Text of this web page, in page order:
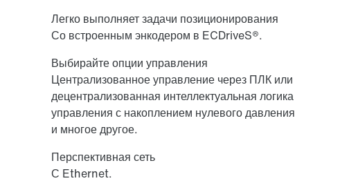
Легко выполняет задачи позиционирования
Со встроенным энкодером в ECDriveS®.
Выбирайте опции управления
Централизованное управление через ПЛК или
децентрализованная интеллектуальная логика
управления с накоплением нулевого давления
и многое другое.
Перспективная сеть
С Ethernet.